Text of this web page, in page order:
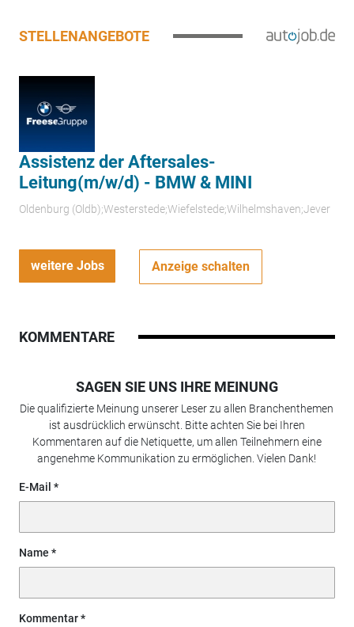
STELLENANGEBOTE
Assistenz der Aftersales-
Leitung(m/w/d) - BMW & MINI
Oldenburg (Oldb);Westerstede;Wiefelstede;Wilhelmshaven;Jever
weitere Jobs Anzeige schalten
KOMMENTARE
SAGEN SIE UNS IHRE MEINUNG
Die qualifizierte Meinung unserer Leser zu allen Branchenthemen
ist ausdrücklich erwünscht. Bitte achten Sie bei Ihren
Kommentaren auf die Netiquette, um allen Teilnehmern eine
angenehme Kommunikation zu ermöglichen. Vielen Dank!
E-Mail
Name
Kommentar